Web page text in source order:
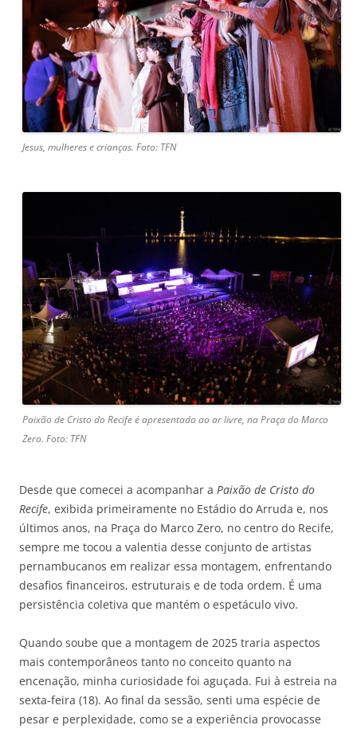
Jesus, mulheres e crianças. Foto: TFN
Paixão de Cristo do Recife é apresentada ao ar livre, na Praça do Marco
Zero. Foto: TFN
Desde que comecei a acompanhar a Paixão de Cristo do
Recife, exibida primeiramente no Estádio do Arruda e, nos
últimos anos, na Praça do Marco Zero, no centro do Recife,
sempre me tocou a valentia desse conjunto de artistas
pernambucanos em realizar essa montagem, enfrentando
desafios financeiros, estruturais e de toda ordem. É uma
persistência coletiva que mantém o espetáculo vivo.
Quando soube que a montagem de 2025 traria aspectos
mais contemporâneos tanto no conceito quanto na
encenação, minha curiosidade foi aguçada. Fui à estreia na
sexta-feira (18). Ao final da sessão, senti uma espécie de
pesar e perplexidade, como se a experiência provocasse